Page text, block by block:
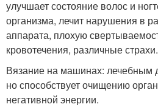
улучшает состояние волос и
организма, лечит нарушения в
аппарата, плохую
кровотечения, различные страхи.
Вязание на машинах: лечебным
но способствует очищению
негативной энергии.